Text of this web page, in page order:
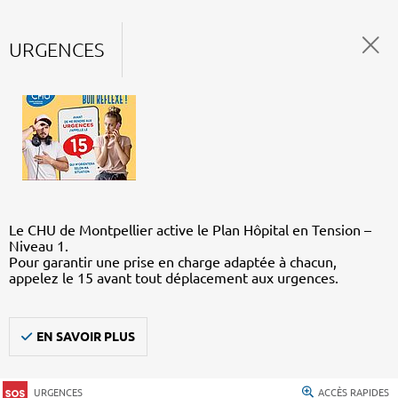
URGENCES
Le CHU de Montpellier active le Plan Hôpital en Tension –
Niveau 1.
Pour garantir une prise en charge adaptée à chacun,
appelez le 15 avant tout déplacement aux urgences.
EN SAVOIR PLUS
URGENCES ACCÈS RAPIDES